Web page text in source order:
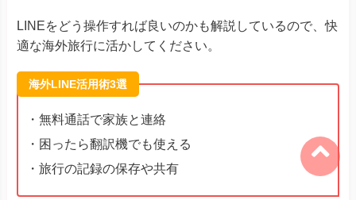
適な海外旅行に活かしてください。
海外LINE活用術3選
・困ったら翻訳機でも使える
・旅行の記録の保存や共有